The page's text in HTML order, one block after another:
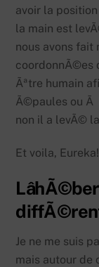
avoir la
la main est
nous avons
coordonnÃ©es
Ãªtre humain
Ã©paules ou Ã
non il a levÃ©
Et voila, Eureka!
Je ne me suis
mais autour de